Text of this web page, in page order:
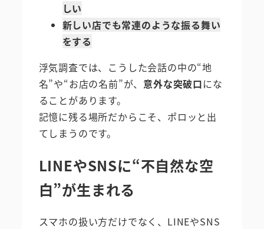
しい
新しい店でも常連のような振る舞い
をする
浮気調査では、こうした会話の中の“地
名”や“お店の名前”が、 意外な突破口にな
ることがあります。
記憶に残る場所だからこそ、ポロッと出
てしまうのです。
LINEやSNSに“不自然な空
白”が生まれる
スマホの扱い方だけでなく、LINEやSNS